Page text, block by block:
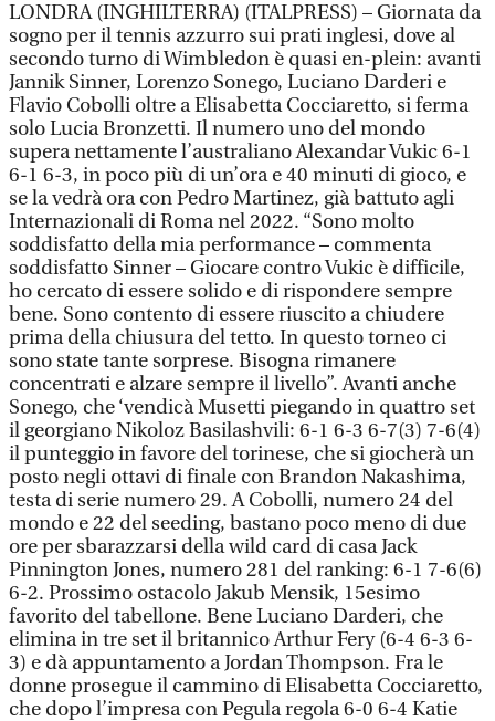
LONDRA (INGHILTERRA) (ITALPRESS) – Giornata da
sogno per il tennis azzurro sui prati inglesi, dove al
secondo turno di Wimbledon è quasi en-plein: avanti
Jannik Sinner, Lorenzo Sonego, Luciano Darderi e
Flavio Cobolli oltre a Elisabetta Cocciaretto, si ferma
solo Lucia Bronzetti. Il numero uno del mondo
supera nettamente l’australiano Alexandar Vukic 6-1
6-1 6-3, in poco più di un’ora e 40 minuti di gioco, e
se la vedrà ora con Pedro Martinez, già battuto agli
Internazionali di Roma nel 2022. “Sono molto
soddisfatto della mia performance – commenta
soddisfatto Sinner – Giocare contro Vukic è difficile,
ho cercato di essere solido e di rispondere sempre
bene. Sono contento di essere riuscito a chiudere
prima della chiusura del tetto. In questo torneo ci
sono state tante sorprese. Bisogna rimanere
concentrati e alzare sempre il livello”. Avanti anche
Sonego, che ‘vendicà Musetti piegando in quattro set
il georgiano Nikoloz Basilashvili: 6-1 6-3 6-7(3) 7-6(4)
il punteggio in favore del torinese, che si giocherà un
posto negli ottavi di finale con Brandon Nakashima,
testa di serie numero 29. A Cobolli, numero 24 del
mondo e 22 del seeding, bastano poco meno di due
ore per sbarazzarsi della wild card di casa Jack
Pinnington Jones, numero 281 del ranking: 6-1 7-6(6)
6-2. Prossimo ostacolo Jakub Mensik, 15esimo
favorito del tabellone. Bene Luciano Darderi, che
elimina in tre set il britannico Arthur Fery (6-4 6-3 6-
3) e dà appuntamento a Jordan Thompson. Fra le
donne prosegue il cammino di Elisabetta Cocciaretto,
che dopo l’impresa con Pegula regola 6-0 6-4 Katie